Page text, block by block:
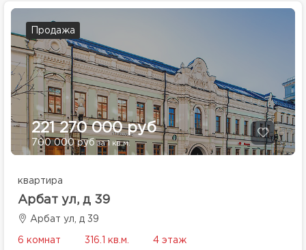
Продажа
221 270 000 руб
700 000 руб за 1 кв.м.
квартира
Арбат ул, д 39
Арбат ул, д 39
6 комнат 316.1 кв.м. 4 этаж